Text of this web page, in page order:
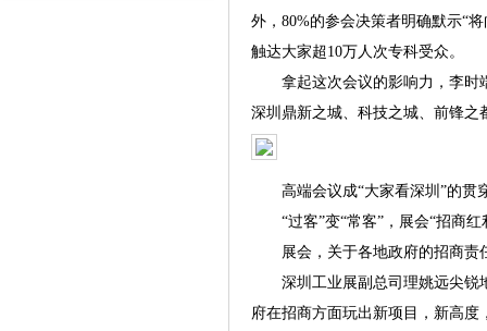
外，80%的参会决策者明确默示“
触达大家超10万人次专科受众。
拿起这次会议的影响力，李时端
深圳鼎新之城、科技之城、前锋之
高端会议成“大家看深圳”的贯
“过客”变“常客”，展会“招商红
展会，关于各地政府的招商责
深圳工业展副总司理姚远尖锐地
府在招商方面玩出新项目，新高